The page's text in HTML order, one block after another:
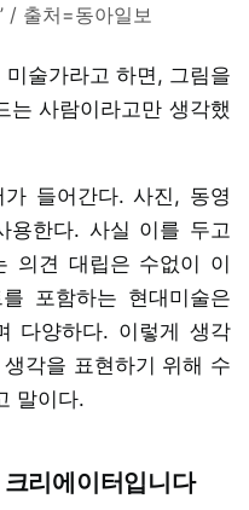
/ 출처=동아일보
술가라고 하면, 그림을
는 사람이라고만 생각했
들어간다. 사진, 동영
한다. 사실 이를 두고
의견 대립은 수없이 이
포함하는 현대미술은
다양하다. 이렇게 생각
각을 표현하기 위해 수
말이다.
리에이터입니다